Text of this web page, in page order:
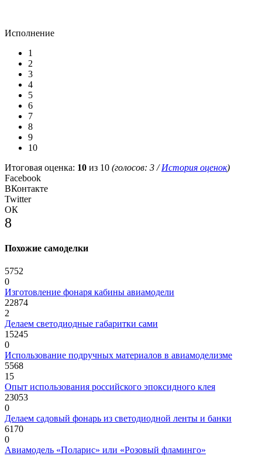
Исполнение
1
2
3
4
5
6
7
8
9
10
Итоговая оценка: 10 из 10 (голосов: 3 /История оценок)
Facebook
ВКонтакте
Twitter
ОК
8
Похожие самоделки
5752
0
Изготовление фонаря кабины авиамодели
22874
2
Делаем светодиодные габаритки сами
15245
0
Использование подручных материалов в авиамоделизме
5568
15
Опыт использования российского эпоксидного клея
23053
0
Делаем садовый фонарь из светодиодной ленты и банки
6170
0
Авиамодель «Поларис» или «Розовый фламинго»